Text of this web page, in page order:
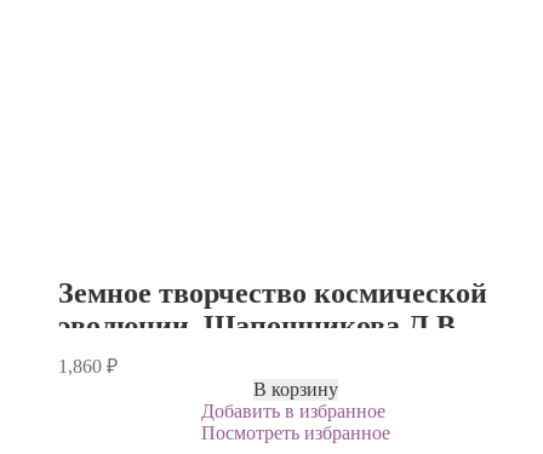
Земное творчество космической
эволюции. Шапошникова Л.В.
1,860 ₽
В корзину
Добавить в избранное
Посмотреть избранное